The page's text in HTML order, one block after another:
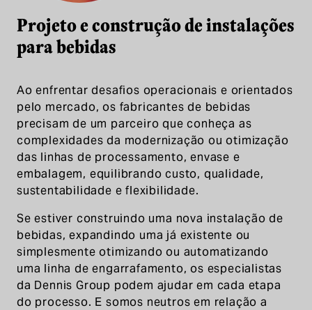
Projeto e construção de instalações
para bebidas
Ao enfrentar desafios operacionais e orientados
pelo mercado, os fabricantes de bebidas
precisam de um parceiro que conheça as
complexidades da modernização ou otimização
das linhas de processamento, envase e
embalagem, equilibrando custo, qualidade,
sustentabilidade e flexibilidade.
Se estiver construindo uma nova instalação de
bebidas, expandindo uma já existente ou
simplesmente otimizando ou automatizando
uma linha de engarrafamento, os especialistas
da Dennis Group podem ajudar em cada etapa
do processo. E somos neutros em relação a